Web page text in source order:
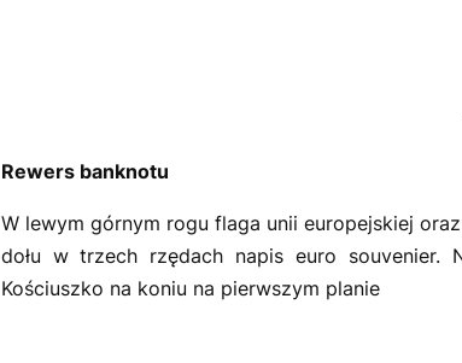
Rewers banknotu
W lewym górnym rogu flaga unii europejskiej
dołu w trzech rzędach napis euro souvenier.
Kościuszko na koniu na pierwszym planie